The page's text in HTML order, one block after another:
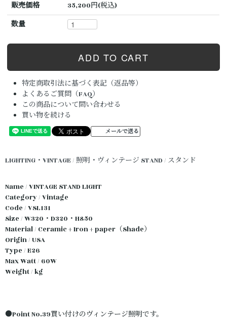
販売価格
35,200円(税込)
数量
特定商取引法に基づく表記（返品等）
よくあるご質問（FAQ）
この商品について問い合わせる
買い物を続ける
メールで送る
LIGHTING・VINTAGE / 照明・ヴィンテージ STAND / スタンド
Name / VINTAGE STAND LIGHT
Category / Vintage
Code / VSL131
Size / W320・D320・H850
Material / Ceramic + Iron + paper（Shade）
Origin / USA
Type / E26
Max Watt / 60W
Weight / kg
●Point No.39買い付けのヴィンテージ照明です。